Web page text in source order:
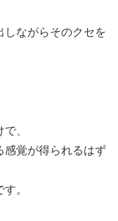
しながらそのクセを
、
感覚が得られるはず
。